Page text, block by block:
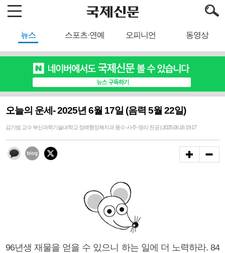
뉴스 스포츠·연예 오피니언 동영상
오늘의 운세- 2025년 6월 17일 (음력 5월 22일)
김기범 교수 부산과학기술대학교 장례행정복지과 풍수·사주·명리 전공 | 2025.06.16 19:17
96년생 재물을 얻을 수 있으니 하는 일에 더 노력하라. 84